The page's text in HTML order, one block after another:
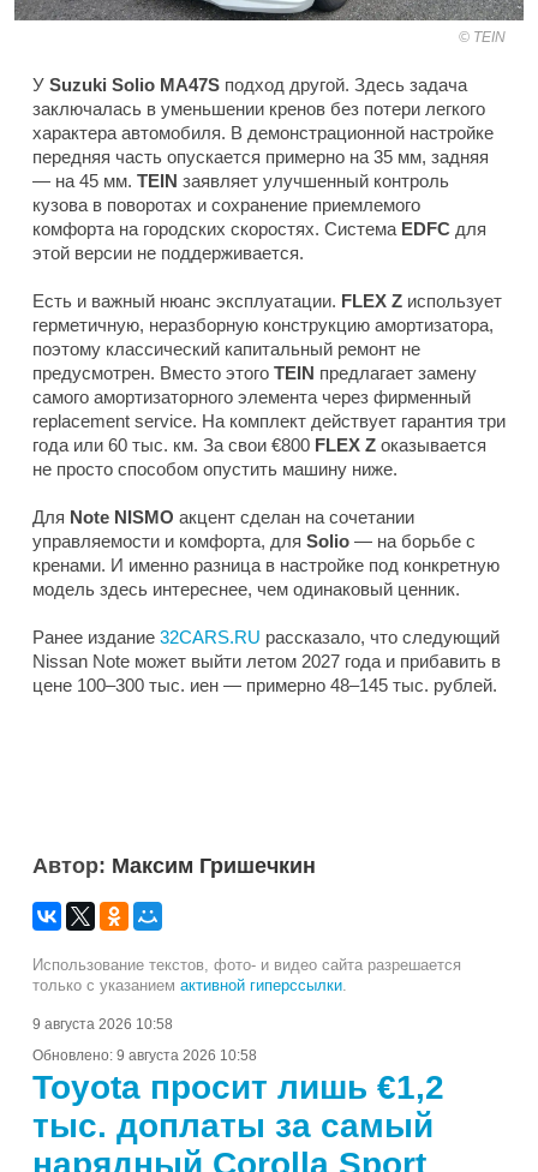
TEIN
У Suzuki Solio MA47S подход другой. Здесь задача
заключалась в уменьшении кренов без потери легкого
характера автомобиля. В демонстрационной настройке
передняя часть опускается примерно на 35 мм, задняя
— на 45 мм. TEIN заявляет улучшенный контроль
кузова в поворотах и сохранение приемлемого
комфорта на городских скоростях. Система EDFC для
этой версии не поддерживается.
Есть и важный нюанс эксплуатации. FLEX Z использует
герметичную, неразборную конструкцию амортизатора,
поэтому классический капитальный ремонт не
предусмотрен. Вместо этого TEIN предлагает замену
самого амортизаторного элемента через фирменный
replacement service. На комплект действует гарантия три
года или 60 тыс. км. За свои €800 FLEX Z оказывается
не просто способом опустить машину ниже.
Для Note NISMO акцент сделан на сочетании
управляемости и комфорта, для Solio — на борьбе с
кренами. И именно разница в настройке под конкретную
модель здесь интереснее, чем одинаковый ценник.
Ранее издание 32CARS.RU рассказало, что следующий
Nissan Note может выйти летом 2027 года и прибавить в
цене 100–300 тыс. иен — примерно 48–145 тыс. рублей.
Автор: Максим Гришечкин
Использование текстов, фото- и видео сайта разрешается
только с указанием активной гиперссылки.
9 августа 2026 10:58
Обновлено: 9 августа 2026 10:58
Toyota просит лишь €1,2
тыс. доплаты за самый
нарядный Corolla Sport